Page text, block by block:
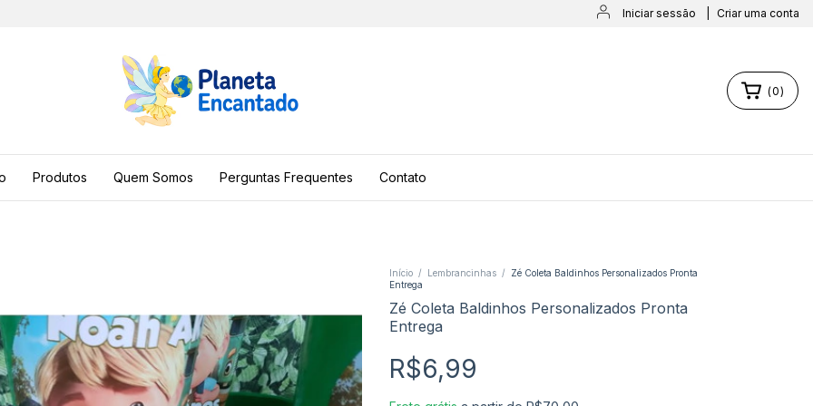
Iniciar sessão Criar uma conta
(0)
Produtos Quem Somos Perguntas Frequentes Contato
Início / Lembrancinhas /
Zé Coleta Baldinhos Personalizados Pronta
Entrega
Zé Coleta Baldinhos Personalizados Pronta
Entrega
R$6,99